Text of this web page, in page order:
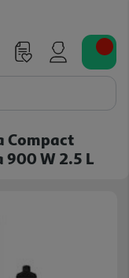
Compact
900 W 2.5 L